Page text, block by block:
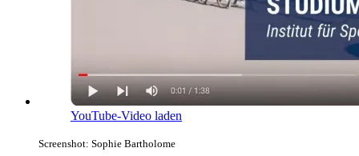
YouTube-Video laden
Screenshot: Sophie Bartholome